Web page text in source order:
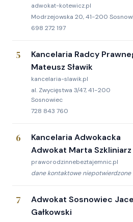
adwokat-kotewicz.pl
Modrzejowska 20, 41-200
698 272 197
5
Kancelaria Radcy
Mateusz Sławik
kancelaria-slawik.pl
al. Zwycięstwa 3/47, 41-200
Sosnowiec
728 843 760
6
Kancelaria Adwokacka
Adwokat Marta Szkliniarz
praworodzinnebeztajemnic.pl
dane kontaktowe niepotwierdzone
7
Adwokat Sosnowiec
Gałkowski